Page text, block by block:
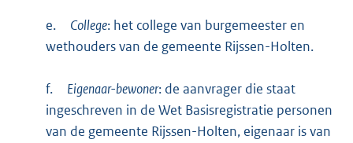
e. College: het college van burgemeester en
wethouders van de gemeente Rijssen-Holten.
f. Eigenaar-bewoner: de aanvrager die staat
ingeschreven in de Wet Basisregistratie personen
van de gemeente Rijssen-Holten, eigenaar is van